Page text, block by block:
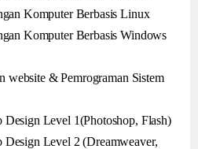
Komputer Berbasis Linux
Komputer Berbasis Windows
website & Pemrograman Sistem
Level 1(Photoshop, Flash)
Design Level 2 (Dreamweaver,